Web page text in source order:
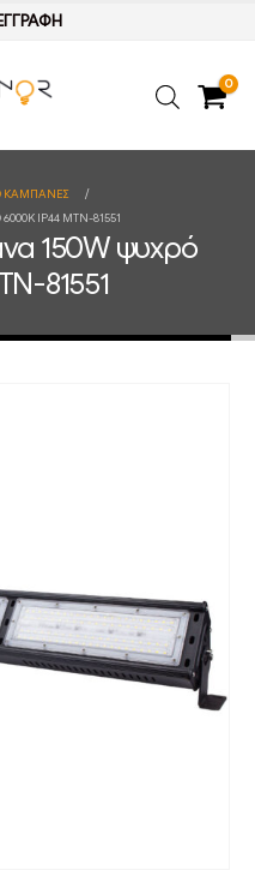
0
ΚΑΜΠΑΝΕΣ
IP44 MTN-81551
150W ψυχρό
81551